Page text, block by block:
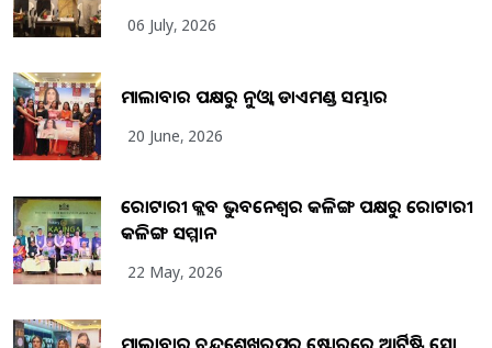
06 July, 2026
ମାଲାବାର ପକ୍ଷରୁ ନୁଓ୍ବା ଡାଏମଣ୍ଡ ସମ୍ଭାର
20 June, 2026
ରୋଟାରୀ କ୍ଲବ ଭୁବନେଶ୍ୱର କଳିଙ୍ଗ ପକ୍ଷରୁ ରୋଟାରୀ
କଳିଙ୍ଗ ସମ୍ମାନ
22 May, 2026